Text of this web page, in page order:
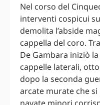
Nel corso del
interventi cospicui
demolita l’abside
cappella del coro.
De Gambara iniziò
cappelle laterali,
dopo la seconda
arcate murate che